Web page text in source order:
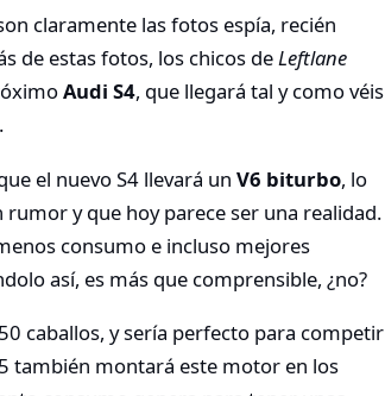
claramente las fotos espía, recién
de estas fotos, los chicos deLeftlane
Audi S4, que llegará tal y como véis
el nuevo S4 llevará un V6 biturbo, lo
y que hoy parece ser una realidad.
consumo e incluso mejores
así, es más que comprensible, ¿no?
caballos, y sería perfecto para competir
también montará este motor en los